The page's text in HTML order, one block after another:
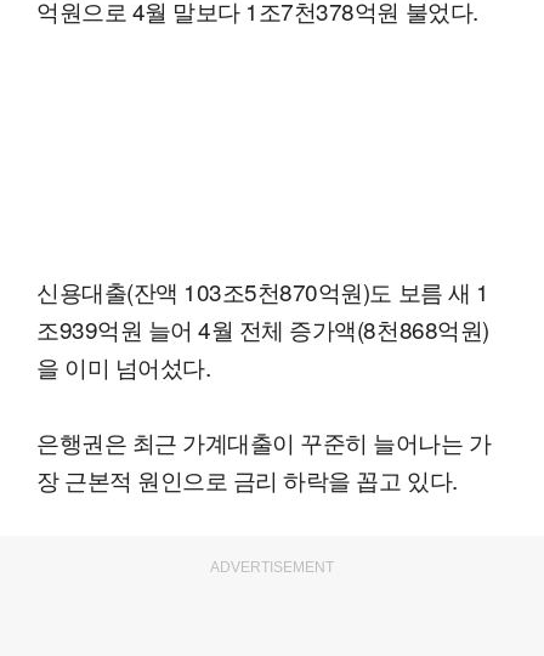
억원으로 4월 말보다 1조7천378억원 불었다.
신용대출(잔액 103조5천870억원)도 보름 새 1
조939억원 늘어 4월 전체 증가액(8천868억원)
을 이미 넘어섰다.
은행권은 최근 가계대출이 꾸준히 늘어나는 가
장 근본적 원인으로 금리 하락을 꼽고 있다.
ADVERTISEMENT